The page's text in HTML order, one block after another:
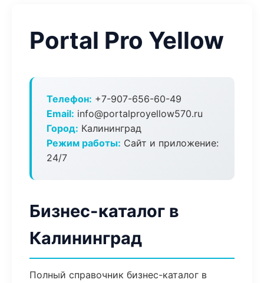
Portal Pro Yellow
Телефон: +7-907-656-60-49
Email: info@portalproyellow570.ru
Город: Калининград
Режим работы: Сайт и приложение:
24/7
Бизнес-каталог в
Калининград
Полный справочник бизнес-каталог в